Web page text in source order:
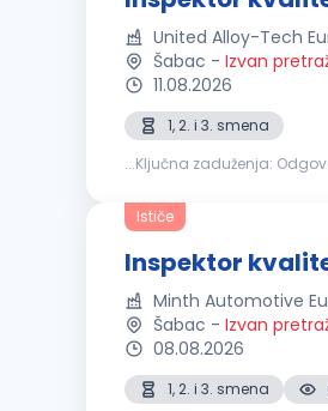
United Alloy-Tech
Šabac - Izvan
11.08.2026
1, 2. i 3. smena
Ističe
Inspektor
Minth Automotive
Šabac - Izvan
08.08.2026
1, 2. i 3. smena